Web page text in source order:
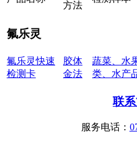
方法
氟乐灵
氟乐灵快速
检测卡
胶体
金法
蔬菜、水
类、水产
联
服务电话：